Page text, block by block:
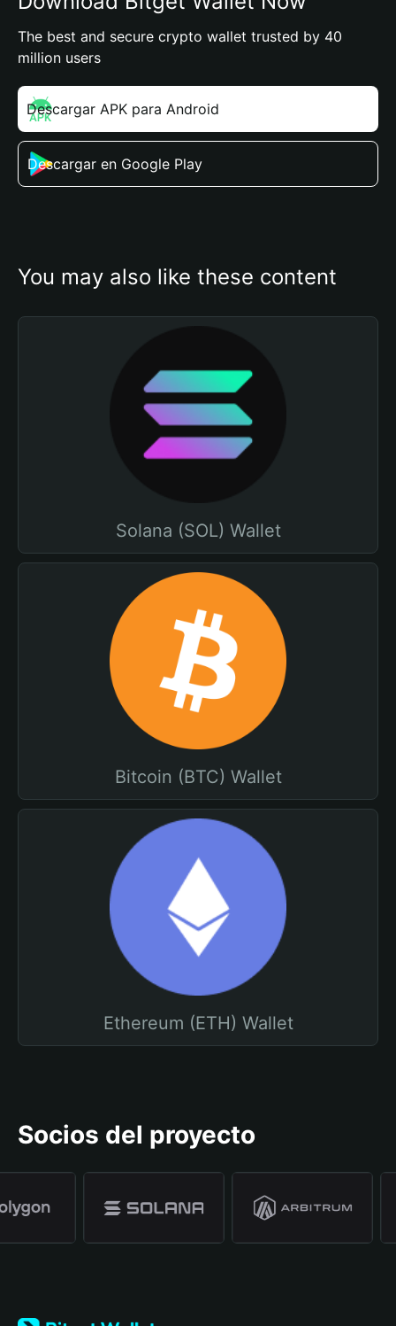
The best and secure crypto wallet trusted by 40
million users
Descargar APK para Android
Descargar en Google Play
You may also like these content
Solana (SOL) Wallet
Bitcoin (BTC) Wallet
Ethereum (ETH) Wallet
Socios del proyecto